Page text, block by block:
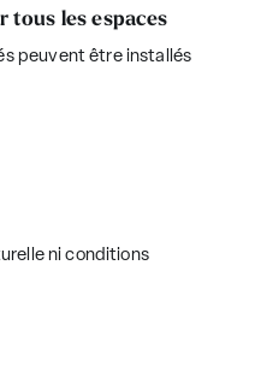
tous les espaces
peuvent être installés
ni conditions